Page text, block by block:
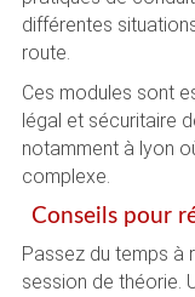
différentes
route.
Ces modules sont
légal et sécuritaire
notamment à lyon
complexe.
Conseils pour
Passez du temps à
session de théorie.